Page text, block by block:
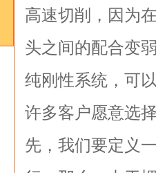
高速切削，因为
头之间的配合变
纯刚性系统，可
许多客户愿意选
先，我们要定义